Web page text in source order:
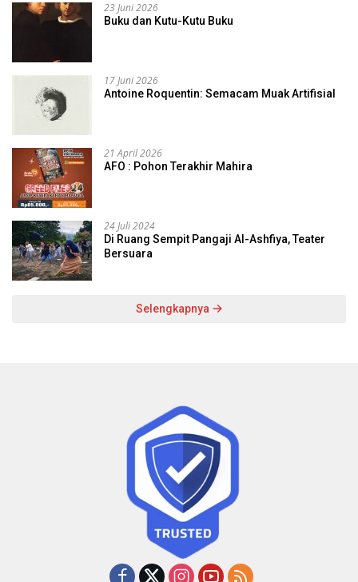
23 Juni 2026
Buku dan Kutu-Kutu Buku
17 Juni 2026
Antoine Roquentin: Semacam Muak Artifisial
21 April 2026
AFO : Pohon Terakhir Mahira
24 Juli 2024
Di Ruang Sempit Pangaji Al-Ashfiya, Teater
Bersuara
Selengkapnya